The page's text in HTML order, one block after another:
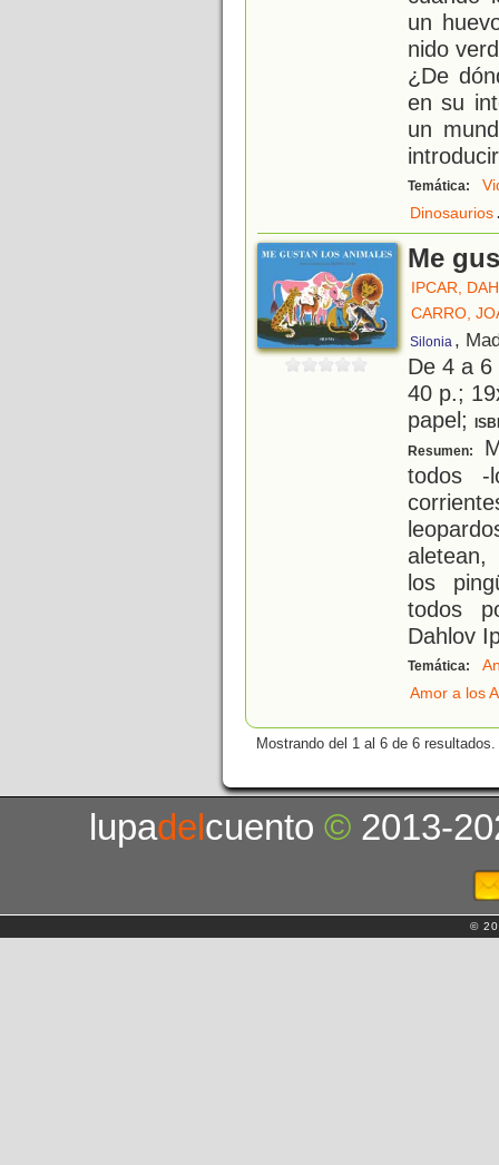
un
nido
¿De
en su
un
Temática:
Dinosaurios
Me
IPCAR,
CARRO,
Silonia ,
De 4 a
40 p.;
papel;
Resumen:
todos -
los
todos
Dahlov
Temática:
Amor a los
Mostrando del 1 al 6 de 6 resultados.
lupadelcuento© 2013-
©